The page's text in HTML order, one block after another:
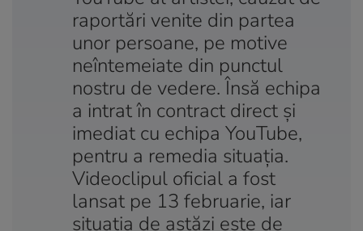
raportări venite din partea
unor persoane, pe motive
neîntemeiate din punctul
nostru de vedere. Însă echipa
a intrat în contract direct și
imediat cu echipa YouTube,
pentru a remedia situația.
Videoclipul oficial a fost
lansat pe 13 februarie, iar
situația de astăzi este de